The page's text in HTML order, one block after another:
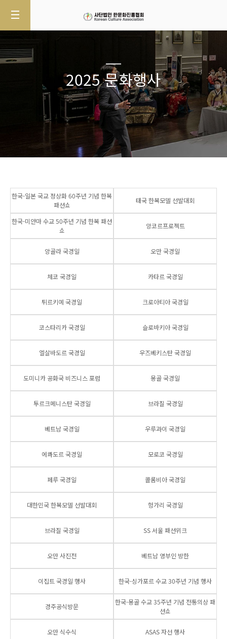
2025 문화행사
한국-일본 국교 정상화 60주년 기념 한복
패션쇼
태국 한복모델 선발대회
한국-미얀마 수교 50주년 기념 한복 패션
쇼
앙코르프로젝트
앙골라 국경일 오만 국경일
체코 국경일 카타르 국경일
튀르키예 국경일 크로아티아 국경일
코스타리카 국경일 슬로바키아 국경일
엘살바도르 국경일 우즈베키스탄 국경일
도미니카 공화국 비즈니스 포럼 몽골 국경일
투르크메니스탄 국경일 브라질 국경일
베트남 국경일 우루과이 국경일
에콰도르 국경일 모로코 국경일
페루 국경일 콜롬비아 국경일
대한민국 한복모델 선발대회 헝가리 국경일
브라질 국경일 SS 서울 패션위크
오만 사진전 베트남 영부인 방한
이집트 국경일 행사 한국-싱가포르 수교 30주년 기념 행사
경주공식방문
한국-몽골 수교 35주년 기념 전통의상 패
션쇼
오만 식수식 ASAS 자선 행사